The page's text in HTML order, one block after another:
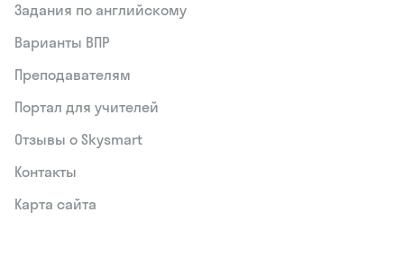
Задания по английскому
Варианты ВПР
Преподавателям
Портал для учителей
Отзывы о Skysmart
Контакты
Карта сайта